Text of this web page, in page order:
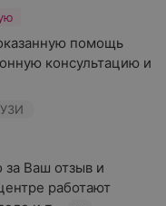
высокое
лучевой
исследования,
пациентов, при
картины
основой для
помощь
консультацию и
УЗИ
Ваш отзыв и
работают